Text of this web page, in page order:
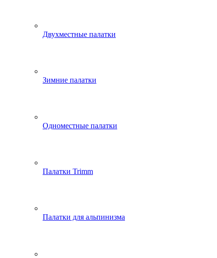
Двухместные палатки
Зимние палатки
Одноместные палатки
Палатки Trimm
Палатки для альпинизма